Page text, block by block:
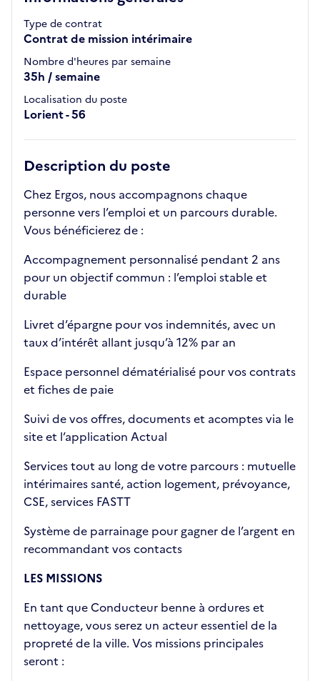
Type de contrat
Contrat de mission intérimaire
Nombre d'heures par semaine
35h / semaine
Localisation du poste
Lorient - 56
Description du poste
Chez Ergos, nous accompagnons chaque
personne vers l’emploi et un parcours durable.
Vous bénéficierez de :
Accompagnement personnalisé pendant 2 ans
pour un objectif commun : l’emploi stable et
durable
Livret d’épargne pour vos indemnités, avec un
taux d’intérêt allant jusqu’à 12% par an
Espace personnel dématérialisé pour vos contrats
et fiches de paie
Suivi de vos offres, documents et acomptes via le
site et l’application Actual
Services tout au long de votre parcours : mutuelle
intérimaires santé, action logement, prévoyance,
CSE, services FASTT
Système de parrainage pour gagner de l’argent en
recommandant vos contacts
LES MISSIONS
En tant que Conducteur benne à ordures et
nettoyage, vous serez un acteur essentiel de la
propreté de la ville. Vos missions principales
seront :